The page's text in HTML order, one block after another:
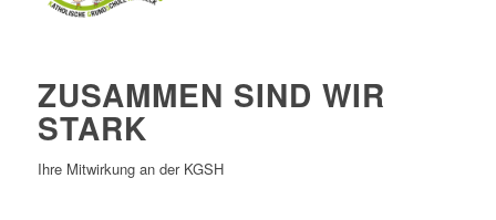
ZUSAMMEN SIND WIR
STARK
Ihre Mitwirkung an der KGSH